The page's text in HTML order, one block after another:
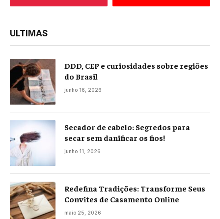
ULTIMAS
DDD, CEP e curiosidades sobre regiões
do Brasil
junho 16, 2026
Secador de cabelo: Segredos para
secar sem danificar os fios!
junho 11, 2026
Redefina Tradições: Transforme Seus
Convites de Casamento Online
maio 25, 2026